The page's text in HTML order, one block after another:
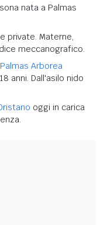
nata a Palmas
private. Materne,
meccanografico.
Arborea
anni. Dall'asilo nido
oggi in carica